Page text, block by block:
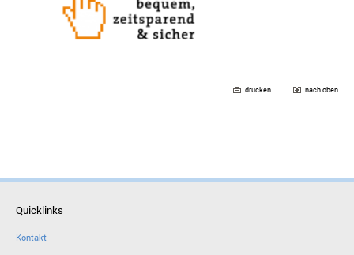
drucken nach oben
Quicklinks
Kontakt